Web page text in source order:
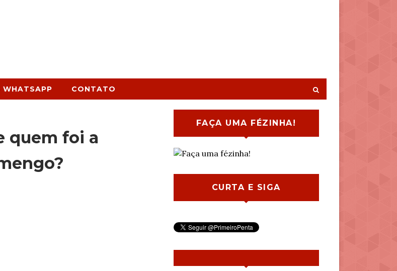
WHATSAPP CONTATO
quem foi a
FAÇA UMA FÉZINHA!
CURTA E SIGA